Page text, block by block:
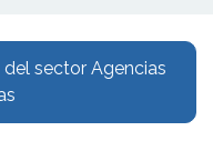
sector Agencias